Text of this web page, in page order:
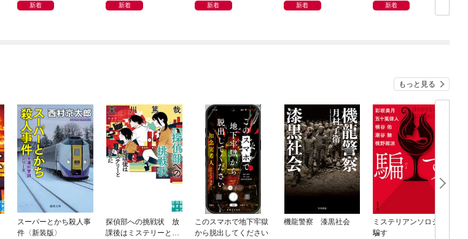
新着 新着 新着 新着 新着
もっと見る
スーパーとかち殺人事
件〈新装版〉
探偵部への挑戦状 放
課後はミステリーとと
このスマホで地下牢獄
から脱出してください
機龍警察 漆黒社会
ミステリアンソロジー
騙す